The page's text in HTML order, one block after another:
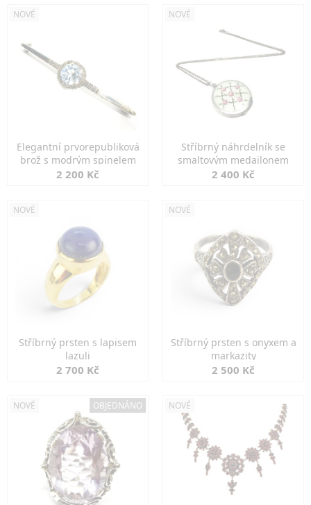
NOVÉ
Elegantní prvorepubliková
brož s modrým spinelem
2 200 Kč
NOVÉ
Stříbrný náhrdelník se
smaltovým medailonem
2 400 Kč
NOVÉ
Stříbrný prsten s lapisem
lazuli
2 700 Kč
NOVÉ
Stříbrný prsten s onyxem a
markazity
2 500 Kč
NOVÉ OBJEDNÁNO NOVÉ